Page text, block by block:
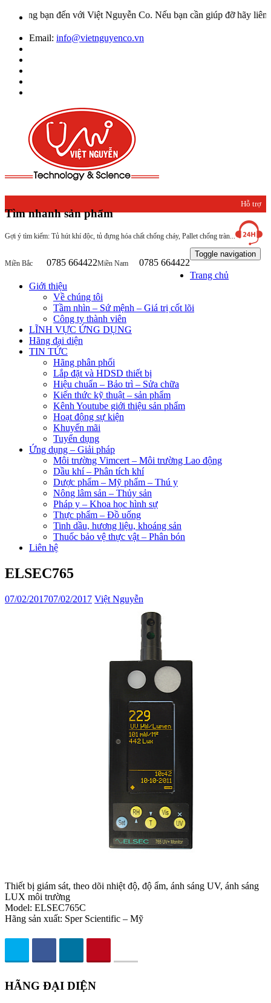
bạn đến với Việt Nguyễn Co. Nếu bạn cần giúp đỡ hãy liên hệ
Email: info@vietnguyenco.vn
Tìm nhanh sản phẩm
Gợi ý tìm kiếm: Tủ hút khí độc, tủ đựng hóa chất chống cháy, Pallet chống tràn...
Hỗ trợ
khách
hàng
Miền Bắc 0785 664422Miền Nam 0785 664422
Toggle navigation
Trang chủ
Giới thiệu
Về chúng tôi
Tầm nhìn – Sứ mệnh – Giá trị cốt lõi
Công ty thành viên
LĨNH VỰC ỨNG DỤNG
Hãng đại diện
TIN TỨC
Hãng phân phối
Lắp đặt và HDSD thiết bị
Hiệu chuẩn – Bảo trì – Sửa chữa
Kiến thức kỹ thuật – sản phẩm
Kênh Youtube giới thiệu sản phẩm
Hoạt động sự kiện
Khuyến mãi
Tuyển dụng
Ứng dụng – Giải pháp
Môi trường Vimcert – Môi trường Lao động
Dầu khí – Phân tích khí
Dược phẩm – Mỹ phẩm – Thú y
Nông lâm sản – Thủy sản
Pháp y – Khoa học hình sự
Thực phẩm – Đồ uống
Tinh dầu, hương liệu, khoáng sản
Thuốc bảo vệ thực vật – Phân bón
Liên hệ
ELSEC765
07/02/201707/02/2017 Việt Nguyễn
Thiết bị giám sát, theo dõi nhiệt độ, độ ẩm, ánh sáng UV, ánh sáng
LUX môi trường
Model: ELSEC765C
Hãng sản xuất: Sper Scientific – Mỹ
HÃNG ĐẠI DIỆN